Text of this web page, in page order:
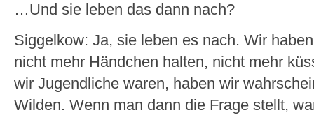
…Und sie leben das dann nach?
Siggelkow: Ja, sie leben es nach. Wir
nicht mehr Händchen halten, nicht mehr
wir Jugendliche waren, haben wir
Wilden. Wenn man dann die Frage stellt,